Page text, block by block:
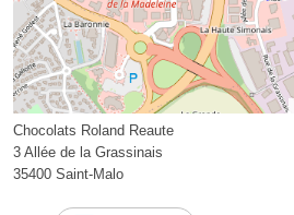
Chocolats Roland Reaute
3 Allée de la Grassinais
35400 Saint-Malo